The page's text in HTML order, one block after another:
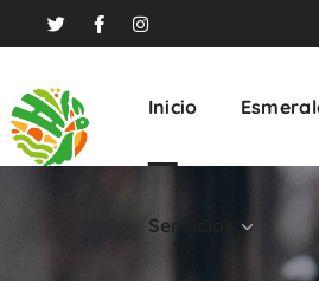
Inicio
Servicios